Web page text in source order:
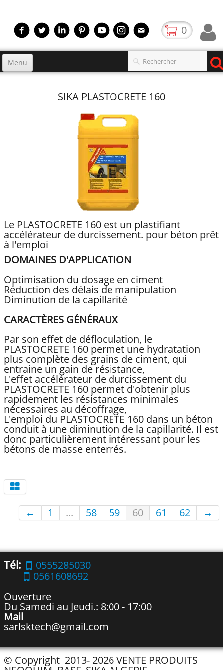
0
Menu
SIKA PLASTOCRETE 160
Le PLASTOCRETE 160 est un plastifiant
accélérateur de durcissement. pour béton prêt
à l'emploi
DOMAINES D'APPLICATION
Optimisation du dosage en ciment
Réduction des délais de manipulation
Diminution de la capillarité
CARACTÈRES GÉNÉRAUX
Par son effet de défloculation, le
PLASTOCRETE 160 permet une hydratation
plus complète des grains de ciment, qui
entraine un gain de résistance,
L'effet accélérateur de durcissement du
PLASTOCRETE 160 permet d'obtenir plus
rapidement les résistances minimales
nécessaires au décoffrage,
L'emploi du PLASTOCRETE 160 dans un béton
conduit à une diminution de la capillarité. Il est
donc particulièrement intéressant pour les
bétons de masse enterrés.
← 1 ... 58 59 60 61 62 →
Tél:
0555285030
0561608692
Ouverture
Du Samedi au Jeudi.: 8:00 - 17:00
Mail
sarlsktech@gmail.com
© Copyright 2013- 2026 VENTE PRODUITS